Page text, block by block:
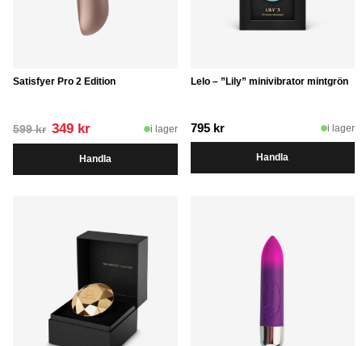
Satisfyer Pro 2 Edition
599kr Det
ursprungliga
priset
var:
349 krDet
nuvarande
priset
är:
i lager
Handla
Lelo – ”Lily” minivibrator mintgrön
795 kr i lager
Handla